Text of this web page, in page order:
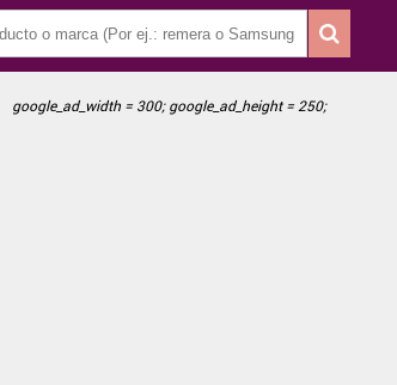
google_ad_width = 300; google_ad_height = 250;